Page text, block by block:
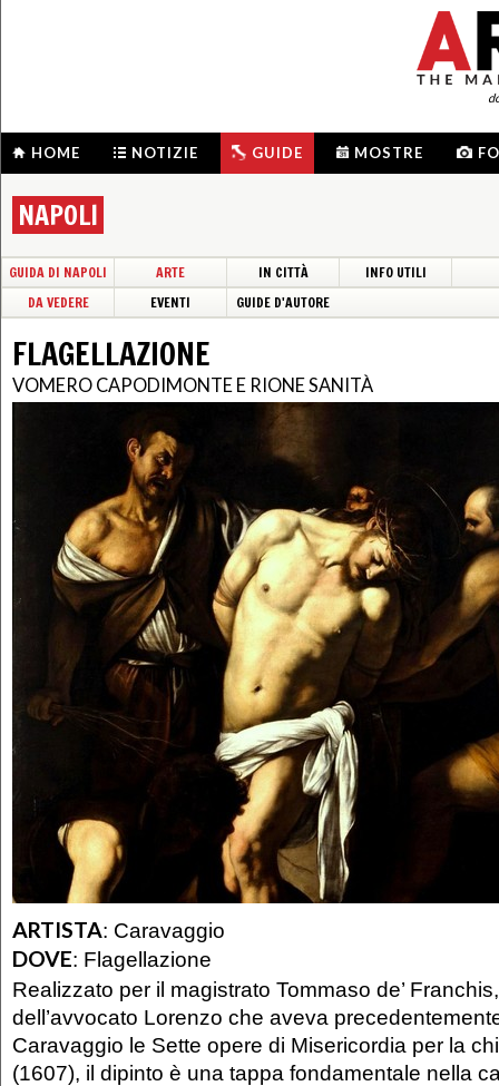
HOME NOTIZIE GUIDE MOSTRE
NAPOLI
GUIDA DI NAPOLI ARTE IN CITTÀ
INFO UTILI
DA VEDERE
EVENTI GUIDE D'AUTORE
FLAGELLAZIONE
VOMERO CAPODIMONTE E RIONE SANITÀ
ARTISTA: Caravaggio
DOVE: Flagellazione
Realizzato per il magistrato Tommaso de’
dell’avvocato Lorenzo che aveva
Caravaggio le Sette opere di Misericordia per la
(1607), il dipinto è una tappa fondamentale nella